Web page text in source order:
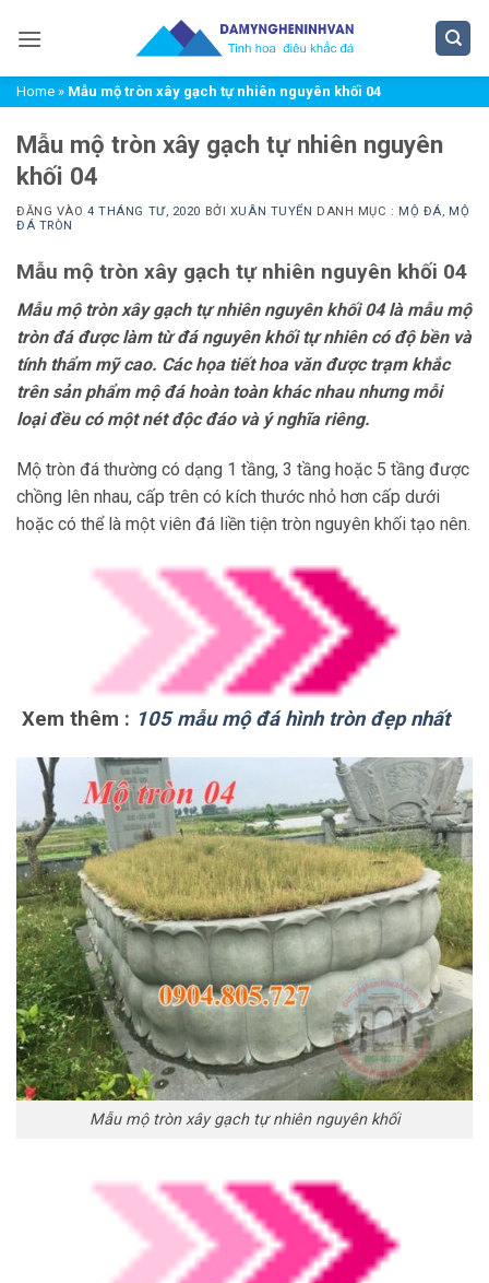
qua
dungHome » Mẫu mộ tròn xây gạch tự nhiên nguyên khối 04
Mẫu mộ tròn xây gạch tự nhiên nguyên
khối 04
ĐĂNG VÀO4 THÁNG TƯ, 2020 BỞI XUÂN TUYỂN DANH MỤC : MỘ ĐÁ, MỘ
ĐÁ TRÒN
Mẫu mộ tròn xây gạch tự nhiên nguyên khối 04
Mẫu mộ tròn xây gạch tự nhiên nguyên khối 04 là mẫu mộ
tròn đá được làm từ đá nguyên khối tự nhiên có độ bền và
tính thẩm mỹ cao. Các họa tiết hoa văn được trạm khắc
trên sản phẩm mộ đá hoàn toàn khác nhau nhưng mỗi
loại đều có một nét độc đáo và ý nghĩa riêng.
Mộ tròn đá thường có dạng 1 tầng, 3 tầng hoặc 5 tầng được
chồng lên nhau, cấp trên có kích thước nhỏ hơn cấp dưới
hoặc có thể là một viên đá liền tiện tròn nguyên khối tạo nên.
Xem thêm : 105 mẫu mộ đá hình tròn đẹp nhất
Mẫu mộ tròn xây gạch tự nhiên nguyên khối